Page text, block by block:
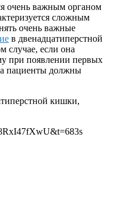
очень важным органом
сложным
очень важные
в двенадцатиперстной
случае, если она
при появлении первых
пациенты должны
кишки,